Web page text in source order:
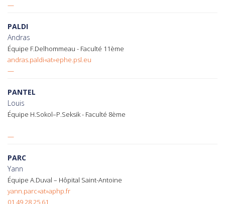
—
PALDI
Andras
Équipe F.Delhommeau - Faculté 11ème
andras.paldi«at»ephe.psl.eu
—
PANTEL
Louis
Équipe H.Sokol–P.Seksik - Faculté 8ème
—
PARC
Yann
Équipe A.Duval – Hôpital Saint-Antoine
yann.parc«at»aphp.fr
01 49 28 25 61